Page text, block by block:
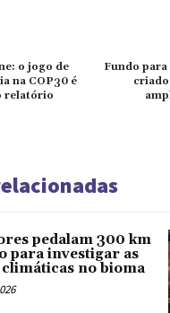
o jogo de
na COP30 é
relatório
Fundo
pedalam 300 km
para investigar as
no bioma